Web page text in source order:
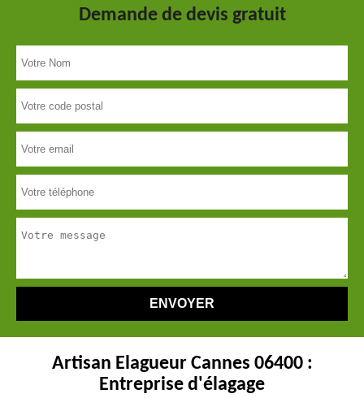
Demande de devis gratuit
Artisan Elagueur Cannes 06400 :
Entreprise d'élagage